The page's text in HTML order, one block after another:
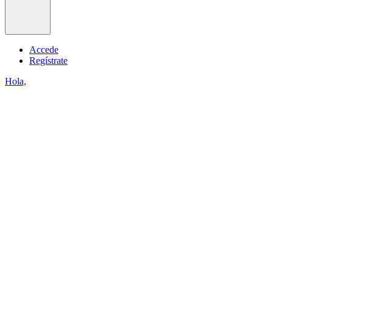
Accede
Regístrate
Hola,